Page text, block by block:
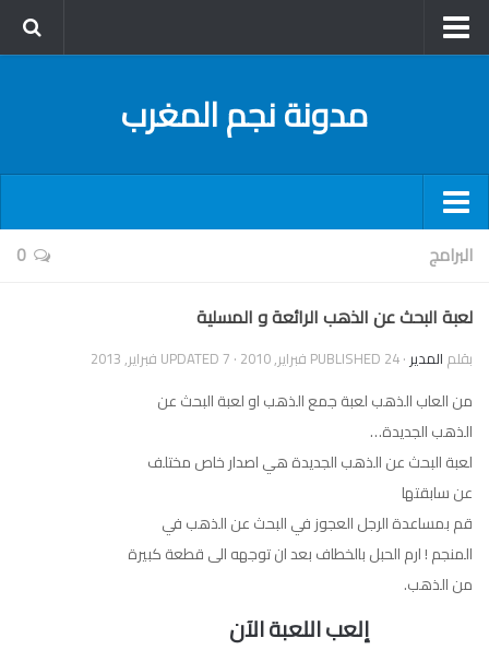
عام
فيديو
شروحات
دورات المدونة
البرامج
القرصنة و أمن المعلومات
حسوب
وراء كل صورة حكاية
فوركس
مدونة نجم المغرب
لتصفح أسرع
خريطة الموقع
من يكتب؟
إتصل بي
البرامج 0
لعبة البحث عن الذهب الرائعة و المسلية
بقلم المدير · PUBLISHED24 فبراير, 2010 · UPDATED 7 فبراير, 2013
من العاب الذهب لعبة جمع الذهب او لعبة البحث عن
الذهب الجديدة…
لعبة البحث عن الذهب الجديدة هي اصدار خاص مختلف
عن سابقتها
قم بمساعدة الرجل العجوز في البحث عن الذهب في
المنجم ! ارم الحبل بالخطاف بعد ان توجهه الى قطعة كبيرة
من الذهب.
إلعب اللعبة الآن